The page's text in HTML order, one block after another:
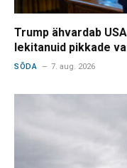
Trump ähvardab
lekitanuid pikkade
SÕDA 7. aug. 2026